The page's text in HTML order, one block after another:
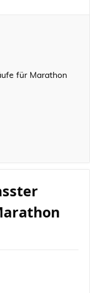
für Marathon